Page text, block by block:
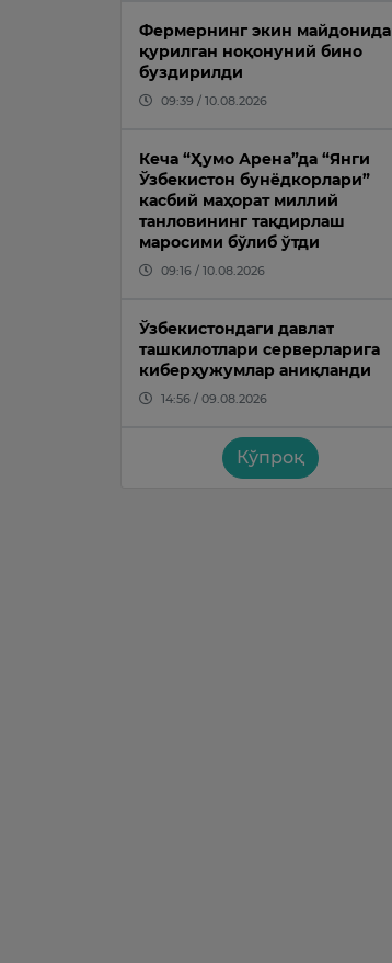
Фермернинг экин майдонида
қурилган ноқонуний бино
буздирилди
09:39 / 10.08.2026
Кеча “Ҳумо Арена”да “Янги
Ўзбекистон бунёдкорлари”
касбий маҳорат миллий
танловининг тақдирлаш
маросими бўлиб ўтди
09:16 / 10.08.2026
Ўзбекистондаги давлат
ташкилотлари серверларига
киберҳужумлар аниқланди
14:56 / 09.08.2026
Кўпроқ